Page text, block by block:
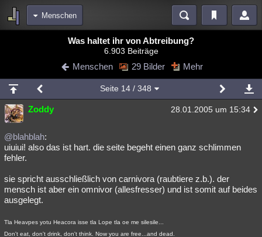
Menschen
Blogs Videos
Chat Wiki Neuigkeiten
meine Rubriken
Menschen Mystery Kriminalfälle
Spiritualität
Natur
weitere Rubriken
Philosophie Träume Orte Esoterik Literatur
Was haltet ihr von Abtreibung?
6.903 Beiträge
Menschen 29 Bilder Mehr
Seite 14/ 348
Zoddy 28.01.2005 um 15:34
@blahblah:
uiuiui! also das ist hart. die seite begeht einen ganz schlimmen
fehler.
sie spricht ausschließlich von carnivora (raubtiere z.b.). der
mensch ist aber ein omnivor (allesfresser) und ist somit auf beides
ausgelegt.
Tla Heavpes yotu Heacora isse tla Lope tla oe me silesile...
Don't eat, don't drink, don't think. Now you are free...and dead.